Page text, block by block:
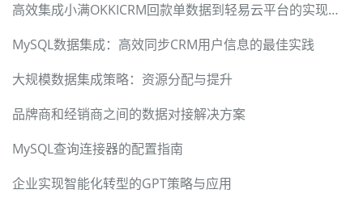
高效集成小满OKKICRM回款单数据到轻易云平台的实现技术
MySQL数据集成：高效同步CRM用户信息的最佳实践
大规模数据集成策略：资源分配与提升
品牌商和经销商之间的数据对接解决方案
MySQL查询连接器的配置指南
企业实现智能化转型的GPT策略与应用